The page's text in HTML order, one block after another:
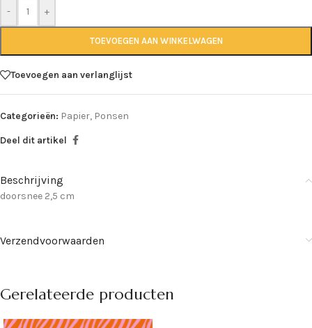
- +
TOEVOEGEN AAN WINKELWAGEN
Toevoegen aan verlanglijst
Categorieën: Papier, Ponsen
Deel dit artikel
Beschrijving
doorsnee 2,5 cm
Verzendvoorwaarden
Gerelateerde producten